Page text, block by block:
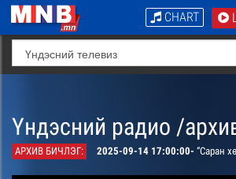
CHART
Үндэсний радио /
АРХИВ БИЧЛЭГ: 2025-09-14 17:00:00- “Саран